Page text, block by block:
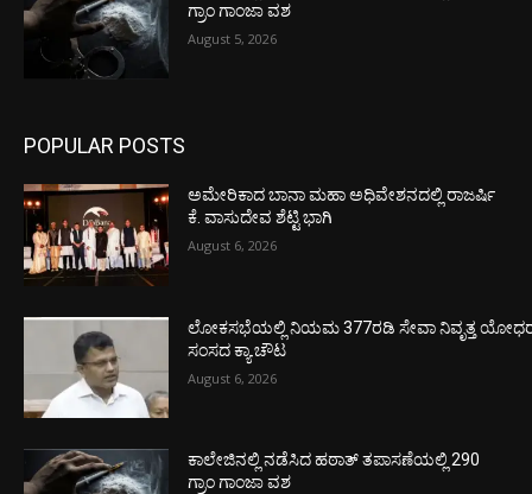
ಗ್ರಾಂ ಗಾಂಜಾ ವಶ
August 5, 2026
POPULAR POSTS
ಅಮೇರಿಕಾದ ಬಾನಾ ಮಹಾ ಅಧಿವೇಶನದಲ್ಲಿ ರಾಜರ್ಷಿ
ಕೆ. ವಾಸುದೇವ ಶೆಟ್ಟಿ ಭಾಗಿ
August 6, 2026
ಲೋಕಸಭೆಯಲ್ಲಿ ನಿಯಮ 377ರಡಿ ಸೇವಾ ನಿವೃತ್ತ
ಸಂಸದ ಕ್ಯಾ.ಚೌಟ
August 6, 2026
ಕಾಲೇಜಿನಲ್ಲಿ ನಡೆಸಿದ ಹಠಾತ್ ತಪಾಸಣೆಯಲ್ಲಿ 290
ಗ್ರಾಂ ಗಾಂಜಾ ವಶ